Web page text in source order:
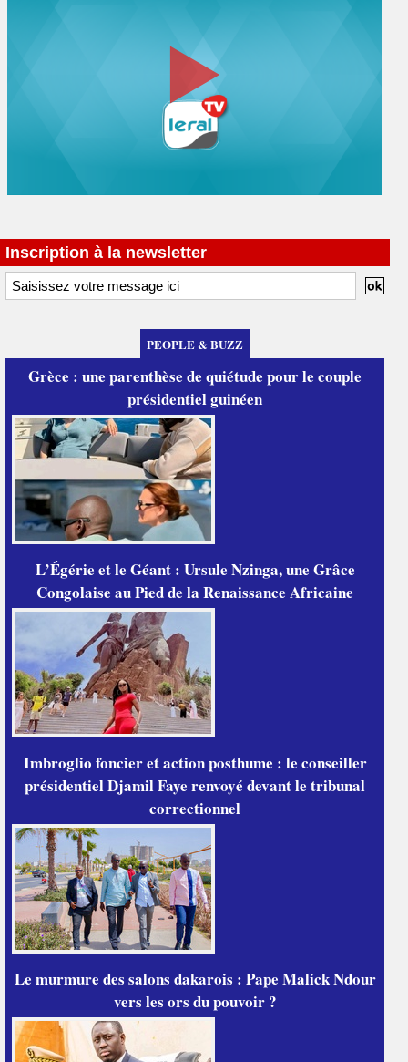
Inscription à la newsletter
PEOPLE & BUZZ
Grèce : une parenthèse de quiétude pour le couple
présidentiel guinéen
L’Égérie et le Géant : Ursule Nzinga, une Grâce
Congolaise au Pied de la Renaissance Africaine
Imbroglio foncier et action posthume : le conseiller
présidentiel Djamil Faye renvoyé devant le tribunal
correctionnel
Le murmure des salons dakarois : Pape Malick Ndour
vers les ors du pouvoir ?